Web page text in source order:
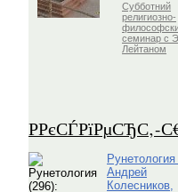
Субботний
религиозно-
семинар с
Лейтаном
Р­РєСЃРїРµСЂС‚-
Рунетология
Андрей
Колесников,